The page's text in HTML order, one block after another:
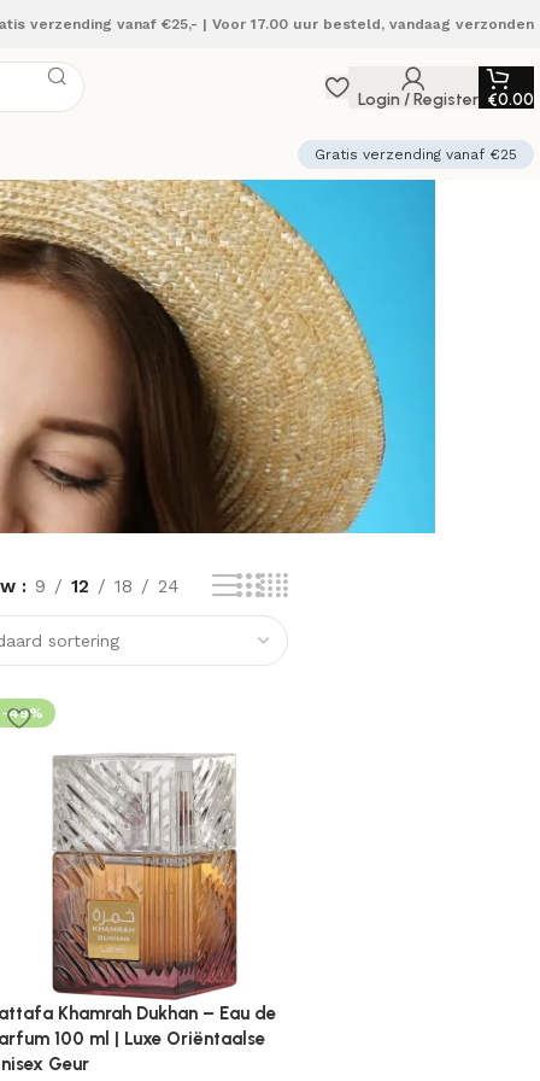
verzending vanaf €25,- | Voor 17.00 uur besteld, vandaag verzonden
Login / Register €0.00
Gratis verzending vanaf €25
9 12 18 24
-49%
Khamrah Dukhan – Eau de
100 ml | Luxe Oriëntaalse
Geur